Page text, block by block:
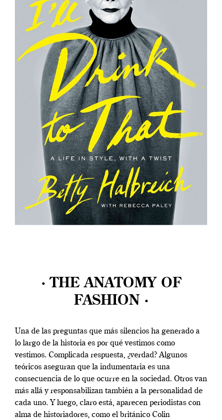
· THE ANATOMY OF
FASHION ·
Una de las preguntas que más silencios ha generado a
lo largo de la historia es por qué vestimos como
vestimos. Complicada respuesta, ¿verdad? Algunos
teóricos aseguran que la indumentaria es una
consecuencia de lo que ocurre en la sociedad. Otros van
más allá y responsabilizan también a la personalidad de
cada uno. Y luego, claro está, aparecen periodistas con
alma de historiadores, como el británico Colin